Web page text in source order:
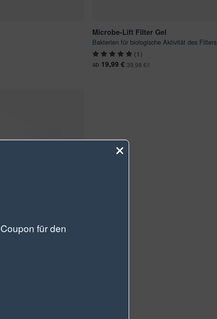
Microbe-Lift Filter Gel
Bakterien für biologische Aktivität des Filters
(1)
ab 19,99 € 39,98 €/l
für den